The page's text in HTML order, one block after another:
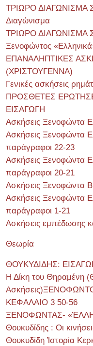
ΤΡΙΩΡΟ ΔΙΑΓΩΝΙΣΜΑ
Διαγώνισμα
ΤΡΙΩΡΟ ΔΙΑΓΩΝΙΣΜΑ
Ξενοφώντος
ΕΠΑΝΑΛΗΠΤΙΚΕΣ
(ΧΡΙΣΤΟΥΓΕΝΝΑ)
Γενικές ασκήσεις
ΠΡΟΣΘΕΤΕΣ
ΕΙΣΑΓΩΓΗ
Ασκήσεις Ξενοφώντα
Ασκήσεις Ξενοφώντα
παράγραφοι 22-23
Ασκήσεις Ξενοφώντα
παράγραφοι 20-21
Ασκήσεις Ξενοφώντα
Ασκήσεις Ξενοφώντα
παράγραφοι 1-21
Ασκήσεις εμπέδωσης
Θεωρία
ΘΟΥΚΥΔΙΔΗΣ:
Η Δίκη του Θηραμένη
ΚΕΦΑΛΑΙΟ 3 50-56
ΞΕΝΟΦΩΝΤΑΣ-
Θουκυδίδης : Οι
Θουκυδίδη Ἱστορία